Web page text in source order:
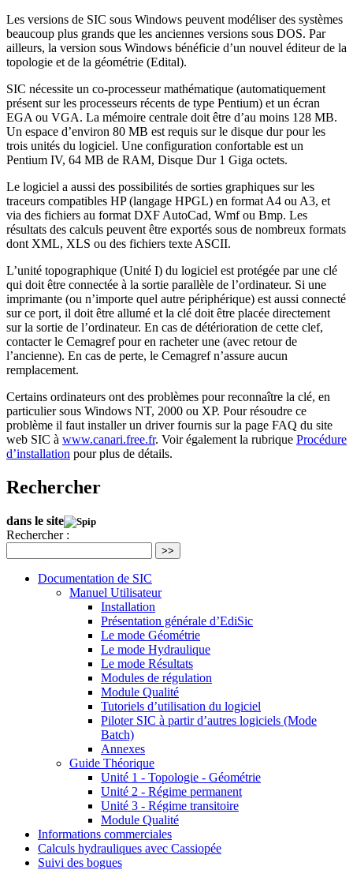
Les versions de SIC sous Windows peuvent modéliser des systèmes
beaucoup plus grands que les anciennes versions sous DOS. Par
ailleurs, la version sous Windows bénéficie d’un nouvel éditeur de la
topologie et de la géométrie (Edital).
SIC nécessite un co-processeur mathématique (automatiquement
présent sur les processeurs récents de type Pentium) et un écran
EGA ou VGA. La mémoire centrale doit être d’au moins 128 MB.
Un espace d’environ 80 MB est requis sur le disque dur pour les
trois unités du logiciel. Une configuration confortable est un
Pentium IV, 64 MB de RAM, Disque Dur 1 Giga octets.
Le logiciel a aussi des possibilités de sorties graphiques sur les
traceurs compatibles HP (langage HPGL) en format A4 ou A3, et
via des fichiers au format DXF AutoCad, Wmf ou Bmp. Les
résultats des calculs peuvent être exportés sous de nombreux formats
dont XML, XLS ou des fichiers texte ASCII.
L’unité topographique (Unité I) du logiciel est protégée par une clé
qui doit être connectée à la sortie parallèle de l’ordinateur. Si une
imprimante (ou n’importe quel autre périphérique) est aussi connecté
sur ce port, il doit être allumé et la clé doit être placée directement
sur la sortie de l’ordinateur. En cas de détérioration de cette clef,
contacter le Cemagref pour en racheter une (avec retour de
l’ancienne). En cas de perte, le Cemagref n’assure aucun
remplacement.
Certains ordinateurs ont des problèmes pour reconnaître la clé, en
particulier sous Windows NT, 2000 ou XP. Pour résoudre ce
problème il faut installer un driver fournis sur la page FAQ du site
web SIC à www.canari.free.fr. Voir également la rubrique Procédure
d’installation pour plus de détails.
Rechercher
dans le site
Rechercher :
>>
Documentation de SIC
Manuel Utilisateur
Installation
Présentation générale d’EdiSic
Le mode Géométrie
Le mode Hydraulique
Le mode Résultats
Modules de régulation
Module Qualité
Tutoriels d’utilisation du logiciel
Piloter SIC à partir d’autres logiciels (Mode
Batch)
Annexes
Guide Théorique
Unité 1 - Topologie - Géométrie
Unité 2 - Régime permanent
Unité 3 - Régime transitoire
Module Qualité
Informations commerciales
Calculs hydrauliques avec Cassiopée
Suivi des bogues